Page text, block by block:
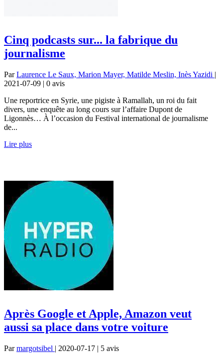
Cinq podcasts sur... la fabrique du
journalisme
ParLaurence Le Saux, Marion Mayer, Matilde Meslin, Inès Yazidi |
2021-07-09 | 0 avis
Une reportrice en Syrie, une pigiste à Ramallah, un roi du fait
divers, une enquête au long cours sur l’affaire Dupont de
Ligonnès… À l’occasion du Festival international de journalisme
de...
Lire plus
Après Google et Apple, Amazon veut
aussi sa place dans votre voiture
Parmargotsibel | 2020-07-17 | 5 avis